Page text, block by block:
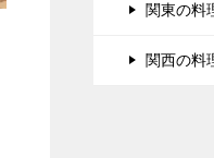
関東の料
関西の料